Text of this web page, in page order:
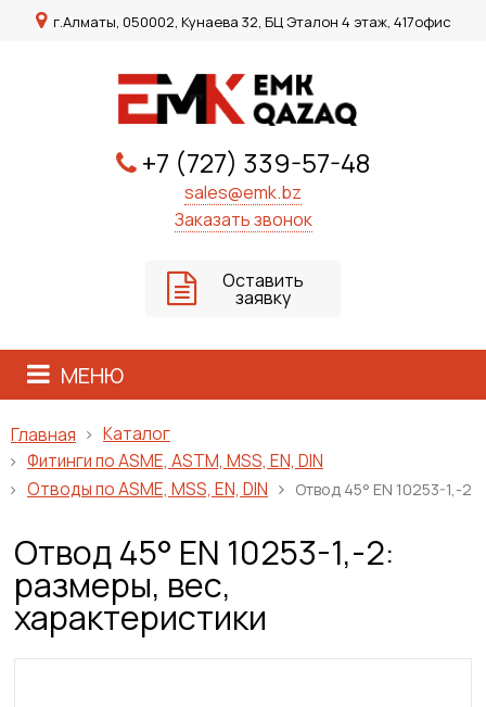
г.Алматы, 050002, Кунаева 32, БЦ Эталон 4 этаж, 417офис
+7 (727) 339-57-48
sales@emk.bz
Заказать звонок
Оставить
заявку
МЕНЮ
Главная
Каталог
Фитинги по ASME, ASTM, MSS, EN, DIN
Отводы по ASME, MSS, EN, DIN
Отвод 45° EN 10253-1,-2
Отвод 45° EN 10253-1,-2:
размеры, вес,
характеристики